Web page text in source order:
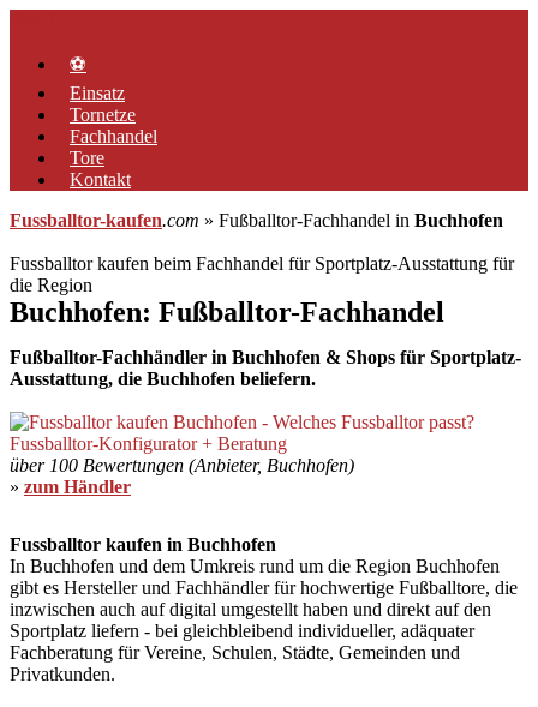
springen⚽
Einsatz
Tornetze
Fachhandel
Tore
Kontakt
Fussballtor-kaufen.com » Fußballtor-Fachhandel in Buchhofen
Fussballtor kaufen beim Fachhandel für Sportplatz-Ausstattung für
die Region
Buchhofen: Fußballtor-Fachhandel
Fußballtor-Fachhändler in Buchhofen & Shops für Sportplatz-
Ausstattung, die Buchhofen beliefern.
über 100 Bewertungen (Anbieter, Buchhofen)
» zum Händler
Fussballtor kaufen in Buchhofen
In Buchhofen und dem Umkreis rund um die Region Buchhofen
gibt es Hersteller und Fachhändler für hochwertige Fußballtore, die
inzwischen auch auf digital umgestellt haben und direkt auf den
Sportplatz liefern - bei gleichbleibend individueller, adäquater
Fachberatung für Vereine, Schulen, Städte, Gemeinden und
Privatkunden.